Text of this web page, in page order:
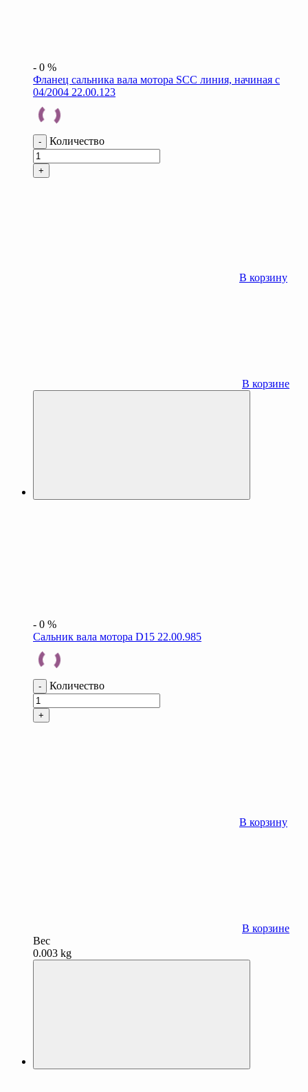
- 0 %
Фланец сальника вала мотора SCC линия, начиная с
04/2004 22.00.123
- Количество
+
В корзину
В корзине
- 0 %
Сальник вала мотора D15 22.00.985
- Количество
+
В корзину
В корзине
Вес
0.003 kg